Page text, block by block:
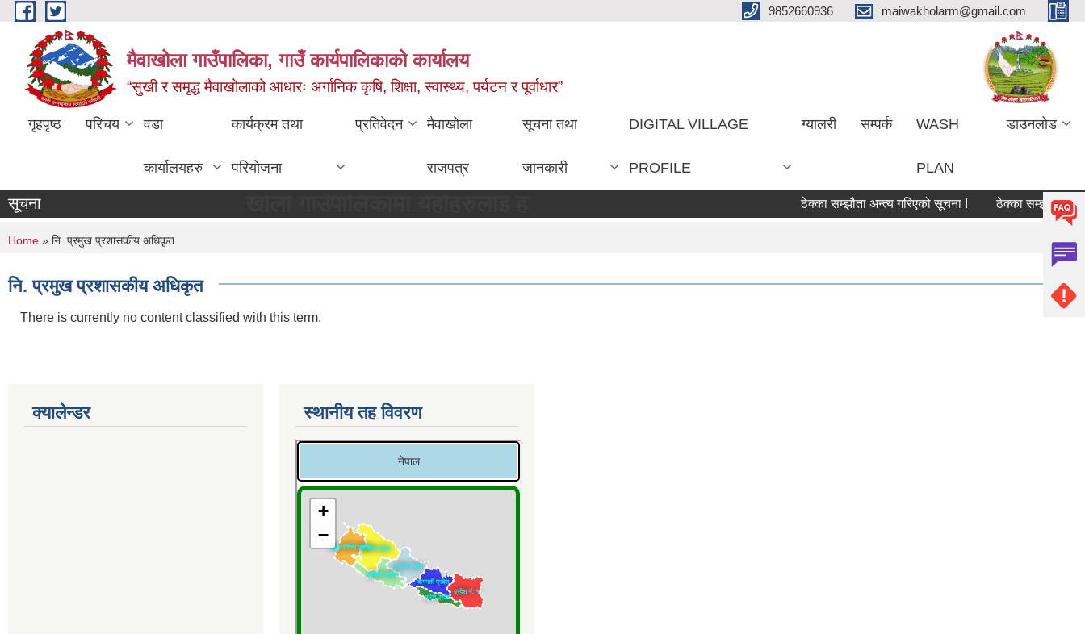
Skip to main content 9852660936 maiwakholarm@gmail.com
मैवाखोला गाउँपालिका, गाउँ कार्यपालिकाको कार्यालय
“सुखी र समृद्ध मैवाखोलाको आधारः अर्गानिक कृषि, शिक्षा, स्वास्थ्य, पर्यटन र पूर्वाधार”
गृहपृष्ठ परिचय वडा
कार्यालयहरु
कार्यक्रम तथा
परियोजना
प्रतिवेदन मैवाखोला
राजपत्र
सूचना तथा
जानकारी
DIGITAL VILLAGE
PROFILE
ग्यालरी सम्पर्क WASH
PLAN
डाउनलोड
सूचना ठेक्का सम्झौता अन्त्य गरिएको सूचना ! ठेक्का सम्झौता अन्त्य
You are here
Home » नि. प्रमुख प्रशासकीय अधिकृत
नि. प्रमुख प्रशासकीय अधिकृत
There is currently no content classified with this term.
क्यालेन्डर स्थानीय तह विवरण